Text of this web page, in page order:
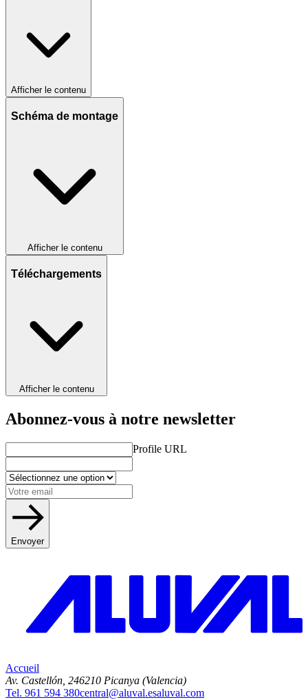
Afficher le contenu
Schéma de montage
Afficher le contenu
Téléchargements
Afficher le contenu
Abonnez-vous à notre newsletter
Profile URL
Envoyer
Accueil
Av. Castellón, 246210 Picanya (Valencia)
Tel. 961 594 380central@aluval.esaluval.com